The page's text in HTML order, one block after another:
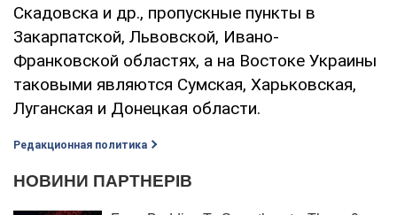
Скадовска и др., пропускные пункты в
Закарпатской, Львовской, Ивано-
Франковской областях, а на Востоке Украины
таковыми являются Сумская, Харьковская,
Луганская и Донецкая области.
Редакционная политика